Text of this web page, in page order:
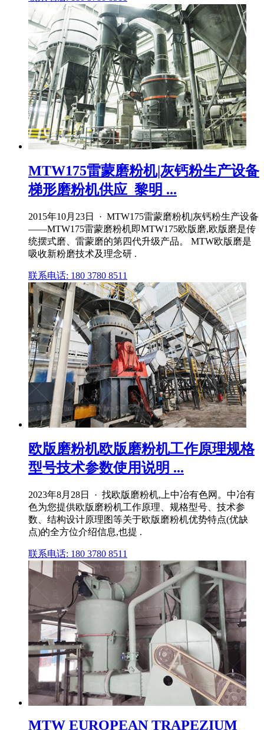
MTW175雷蒙磨粉机|灰钙粉生产设备
梯形磨粉机供应_黎明 ...
2015年10月23日 · MTW175雷蒙磨粉机|灰钙粉生产设备
——MTW175雷蒙磨粉机即MTW175欧版磨,欧版磨是传
统摆式磨、雷蒙磨的第四代升级产品。 MTW欧版磨是
吸收新粉磨技术及理念研 .
联系电话: 180 3780 8511
欧版磨粉机欧版磨粉机工作原理规格
型号技术参数使用说明 ...
2023年8月28日 · 找欧版磨粉机,上中冶有色网。中冶有
色为您提供欧版磨粉机工作原理、规格型号、技术参
数、结构设计原理图等关于欧版磨粉机优势特点(优缺
点)的全方位介绍信息,也提 .
联系电话: 180 3780 8511
MTW EUROPEAN TRAPEZIUM